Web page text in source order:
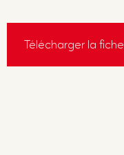
Télécharger la fiche